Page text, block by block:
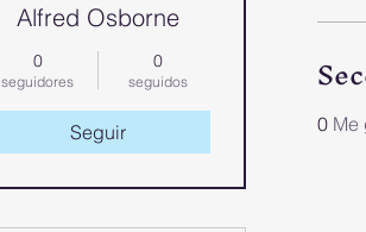
0 Me
Alfred Osborne
0
seguidores
0
seguidos
Seguir